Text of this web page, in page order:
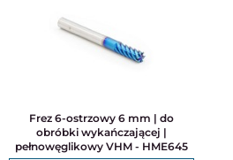
Frez 6-ostrzowy 6 mm | do
obróbki wykańczającej |
pełnowęglikowy VHM - HME645